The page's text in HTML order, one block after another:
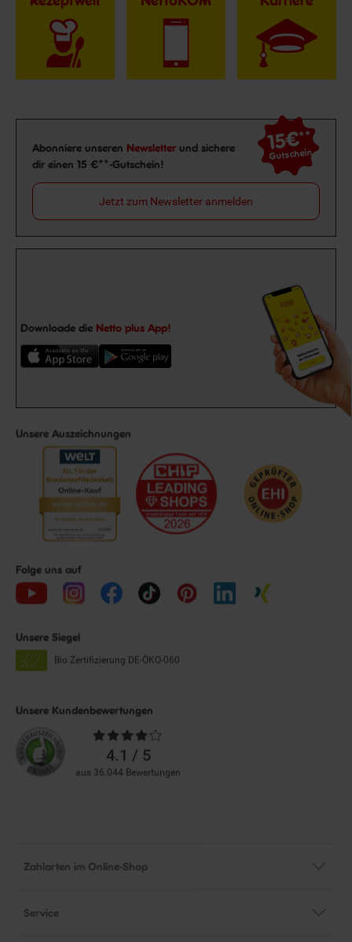
Newsletter Anmeldung
Abonniere unseren Newsletter und sichere
dir einen 15 €**-Gutschein!
15€**
Gutschein
Jetzt zum Newsletter anmelden
Downloade die Netto plus App!
Unsere Auszeichnungen
Folge uns auf
Unsere Siegel
Bio Zertifizierung DE-ÖKO-060
Unsere Kundenbewertungen
Durchschnittliche
Bewertungen4.1 / 5
aus 36.044 Bewertungen